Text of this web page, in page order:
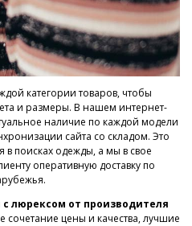
категории товаров, чтобы
и размеры. В нашем интернет-
наличие по каждой модели
сайта со складом. Это
в поисках одежды, а мы в свое
оперативную доставку по
люрексом от производителя
сочетание цены и качества, лучшие